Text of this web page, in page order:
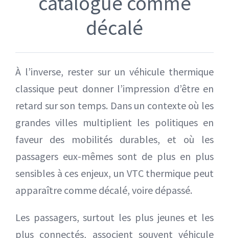
décalé
À l’inverse, rester sur un véhicule thermique
classique peut donner l’impression d’être en
retard sur son temps. Dans un contexte où les
grandes villes multiplient les politiques en
faveur des mobilités durables, et où les
passagers eux-mêmes sont de plus en plus
sensibles à ces enjeux, un VTC thermique peut
apparaître comme décalé, voire dépassé.
Les passagers, surtout les plus jeunes et les
plus connectés, associent souvent véhicule